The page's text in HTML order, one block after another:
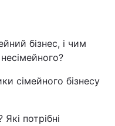
бізнес, і чим
несімейного?
сімейного бізнесу
потрібні